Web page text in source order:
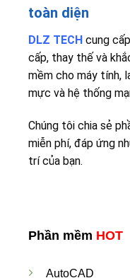
toàn diện
DLZ TECH cung
cấp, thay thế và
mềm cho máy tính,
mực và hệ thống
Chúng tôi chia sẻ
miễn phí, đáp ứng
trí của bạn.
Phần mềm HOT
AutoCAD